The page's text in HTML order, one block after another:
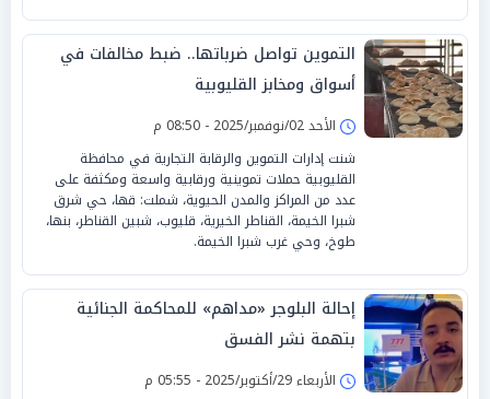
التموين تواصل ضرباتها.. ضبط مخالفات في
أسواق ومخابز القليوبية
الأحد 02/نوفمبر/2025 - 08:50 م
شنت إدارات التموين والرقابة التجارية في محافظة
القليوبية حملات تموينية ورقابية واسعة ومكثفة على
عدد من المراكز والمدن الحيوية، شملت: قها، حي شرق
شبرا الخيمة، القناطر الخيرية، قليوب، شبين القناطر، بنها،
طوخ، وحي غرب شبرا الخيمة.
إحالة البلوجر «مداهم» للمحاكمة الجنائية
بتهمة نشر الفسق
الأربعاء 29/أكتوبر/2025 - 05:55 م